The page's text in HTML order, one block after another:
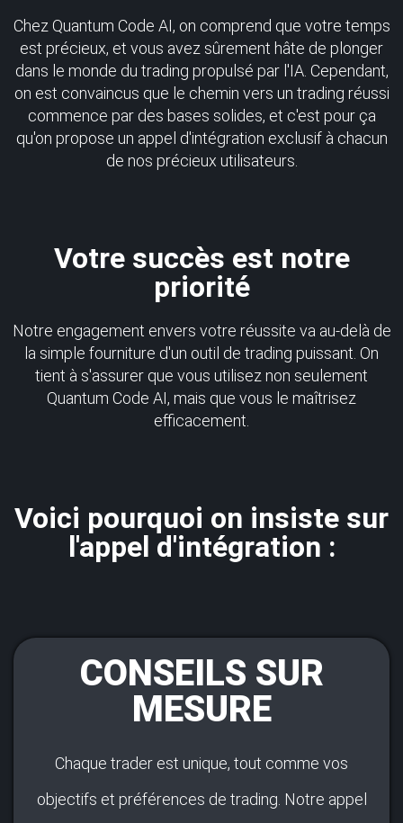
Chez Quantum Code AI, on comprend que votre temps
est précieux, et vous avez sûrement hâte de plonger
dans le monde du trading propulsé par l'IA. Cependant,
on est convaincus que le chemin vers un trading réussi
commence par des bases solides, et c'est pour ça
qu'on propose un appel d'intégration exclusif à chacun
de nos précieux utilisateurs.
Votre succès est notre
priorité
Notre engagement envers votre réussite va au-delà de
la simple fourniture d'un outil de trading puissant. On
tient à s'assurer que vous utilisez non seulement
Quantum Code AI, mais que vous le maîtrisez
efficacement.
Voici pourquoi on insiste sur
l'appel d'intégration :
CONSEILS SUR
MESURE
Chaque trader est unique, tout comme vos
objectifs et préférences de trading. Notre appel